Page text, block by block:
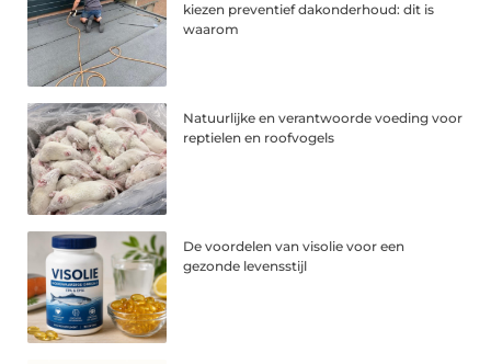
kiezen preventief dakonderhoud: dit is
waarom
Natuurlijke en verantwoorde voeding voor
reptielen en roofvogels
De voordelen van visolie voor een
gezonde levensstijl